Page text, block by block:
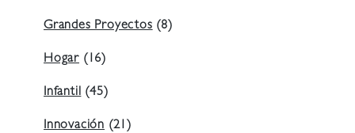
Grandes Proyectos (8)
Hogar (16)
Infantil (45)
Innovación (21)